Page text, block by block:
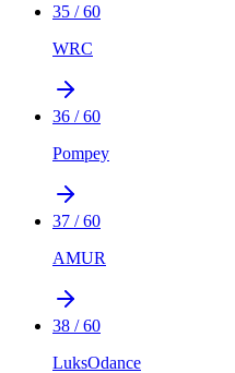
35 /60
WRC
36 /60
Pompey
37 /60
AMUR
38 /60
LuksOdance